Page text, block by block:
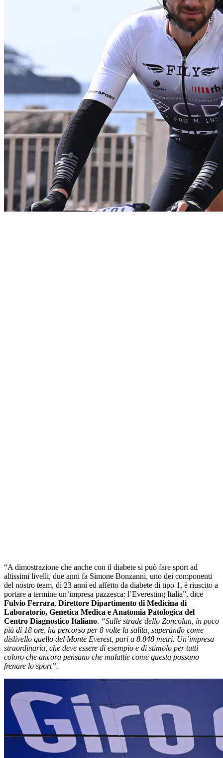
“A dimostrazione che anche con il diabete si può fare sport ad
altissimi livelli, due anni fa Simone Bonzanni, uno dei componenti
del nostro team, di 23 anni ed affetto da diabete di tipo 1, è riuscito a
portare a termine un’impresa pazzesca: l’Everesting Italia”, dice
Fulvio Ferrara, Direttore Dipartimento di Medicina di
Laboratorio, Genetica Medica e Anatomia Patologica del
Centro Diagnostico Italiano. “Sulle strade dello Zoncolan, in poco
più di 18 ore, ha percorso per 8 volte la salita, superando come
dislivello quello del Monte Everest, pari a 8.848 metri. Un’impresa
straordinaria, che deve essere di esempio e di stimolo per tutti
coloro che ancora pensano che malattie come questa possano
frenare lo sport”.